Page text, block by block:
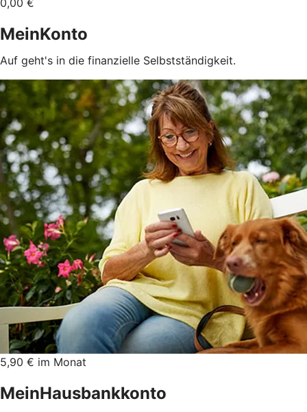
0,00 €
MeinKonto
Auf geht's in die finanzielle Selbstständigkeit.
5,90 € im Monat
MeinHausbankkonto